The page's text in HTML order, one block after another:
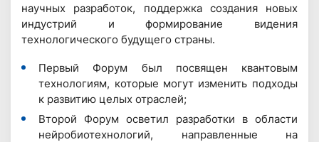
научных разработок, поддержка создания новых
индустрий и формирование видения
технологического будущего страны.
Первый Форум был посвящен квантовым
технологиям, которые могут изменить подходы
к развитию целых отраслей;
Второй Форум осветил разработки в области
нейробиотехнологий, направленные на